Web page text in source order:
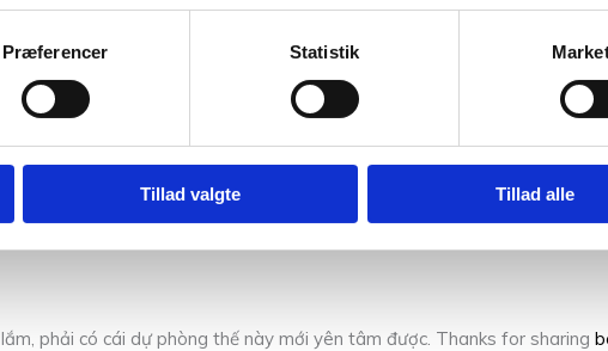
Præferencer Statistik
Tillad valgte Tillad alle
Fingers crossed. Good luck if you try it
phải có cái dự phòng thế này mới yên tâm được. Thanks for sharing